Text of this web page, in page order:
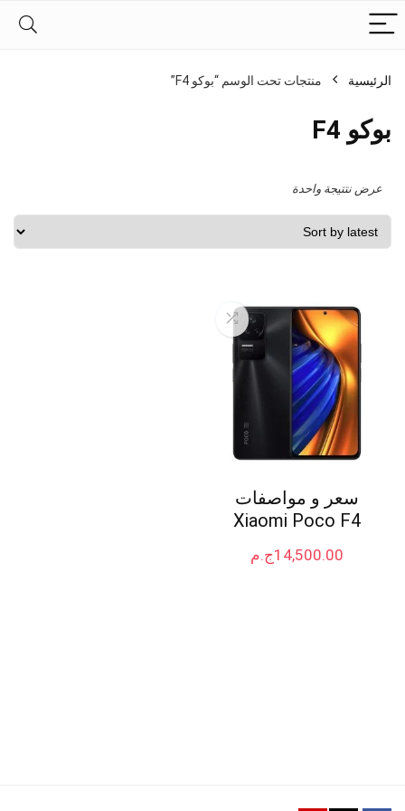
الرئيسية منتجات تحت الوسم “بوكو F4”
بوكو F4
عرض نتتيجة واحدة
سعر و مواصفات
Xiaomi Poco F4
ج.م14,500.00